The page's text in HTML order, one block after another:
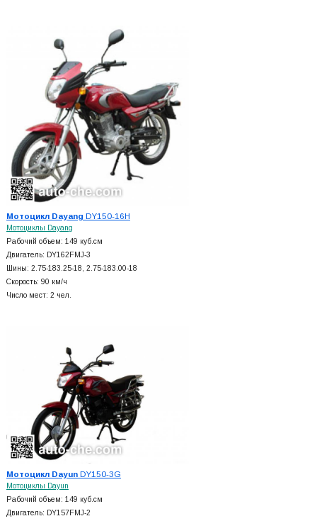
Мотоцикл Dayang DY150-16H
Мотоциклы Dayang
Рабочий объем: 149 куб.см
Двигатель: DY162FMJ-3
Шины: 2.75-183.25-18, 2.75-183.00-18
Скорость: 90 км/ч
Число мест: 2 чел.
Мотоцикл DayunDY150-3G
Мотоциклы Dayun
Рабочий объем: 149 куб.см
Двигатель: DY157FMJ-2